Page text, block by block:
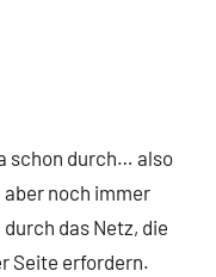
schon durch… also
noch immer
das Netz, die
Seite erfordern.